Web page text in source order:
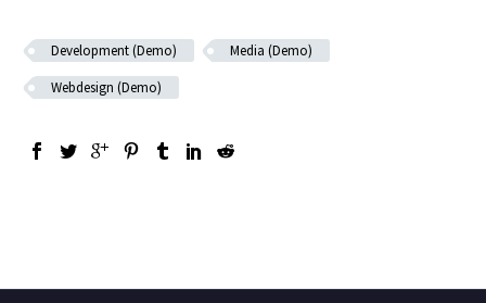
Development (Demo)
Media (Demo)
Webdesign (Demo)